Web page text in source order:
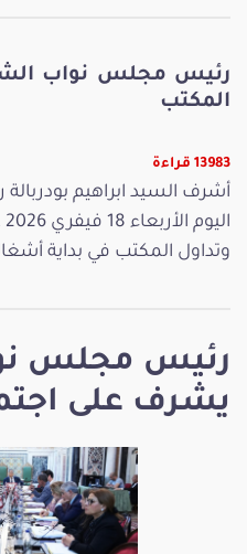
رئيس مجلس
يشرف على
رئيس مجلس نواب
المكتب
13983 قراءة
أشرف السيد ابراهيم
وتداول المكتب في بداية